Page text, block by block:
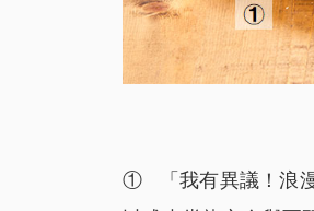
① 「我有異議！浪漫